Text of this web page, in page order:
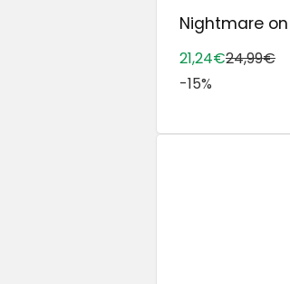
Nightmare
21,24€24,99€
-15%